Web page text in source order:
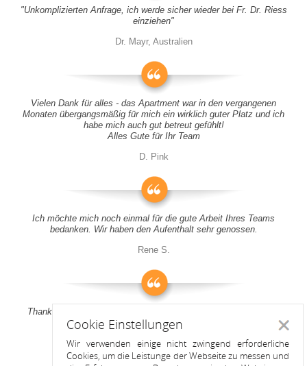
"Unkomplizierten Anfrage, ich werde sicher wieder bei Fr. Dr. Riess
einziehen"
Dr. Mayr, Australien
Vielen Dank für alles - das Apartment war in den vergangenen
Monaten übergangsmäßig für mich ein wirklich guter Platz und ich
habe mich auch gut betreut gefühlt!
Alles Gute für Ihr Team
D. Pink
Ich möchte mich noch einmal für die gute Arbeit Ihres Teams
bedanken. Wir haben den Aufenthalt sehr genossen.
Rene S.
Thank you all for your support! It was a pleasure to stay at your
apartment
Anitah S.
Cookie Einstellungen
Wir verwenden einige nicht zwingend erforderliche
Cookies, um die Leistunge der Webseite zu messen und